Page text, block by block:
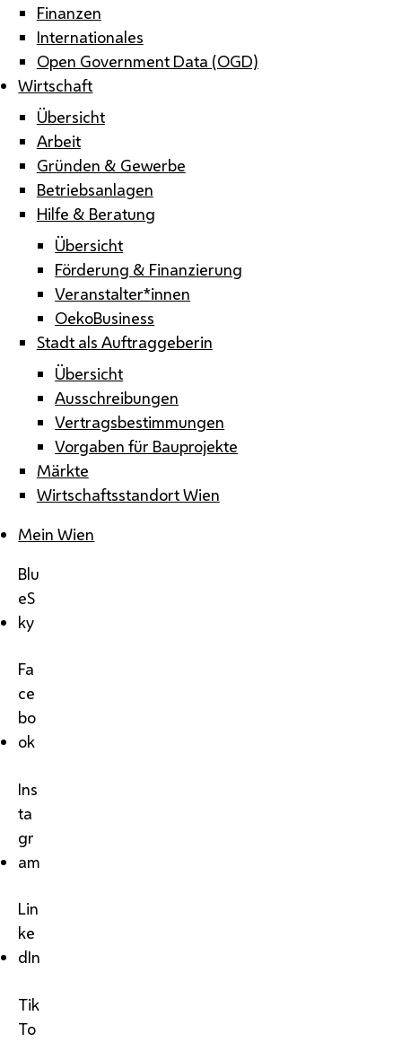
Finanzen
Internationales
Open Government Data (OGD)
Wirtschaft
Übersicht
Arbeit
Gründen & Gewerbe
Betriebsanlagen
Hilfe & Beratung
Übersicht
Förderung & Finanzierung
Veranstalter*innen
OekoBusiness
Stadt als Auftraggeberin
Übersicht
Ausschreibungen
Vertragsbestimmungen
Vorgaben für Bauprojekte
Märkte
Wirtschaftsstandort Wien
Mein Wien
Blu
eS
ky
Fa
ce
bo
ok
Ins
ta
gr
am
Lin
ke
dIn
Tik
To